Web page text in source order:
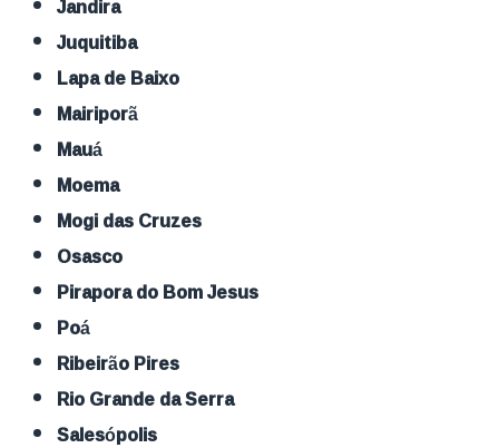
Jandira
Juquitiba
Lapa de Baixo
Mairiporã
Mauá
Moema
Mogi das Cruzes
Osasco
Pirapora do Bom Jesus
Poá
Ribeirão Pires
Rio Grande da Serra
Salesópolis